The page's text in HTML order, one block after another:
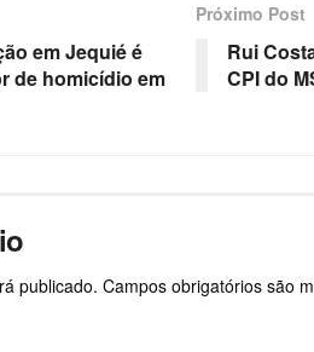
em Jequié é
de homicídio em
Próximo Post
Rui
CPI do
publicado. Campos obrigatórios são